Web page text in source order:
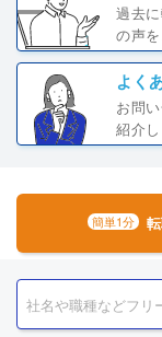
過去
の声
よく
お問
紹介
簡単1分